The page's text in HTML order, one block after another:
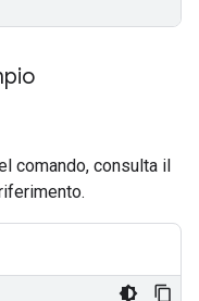
comando, consulta il